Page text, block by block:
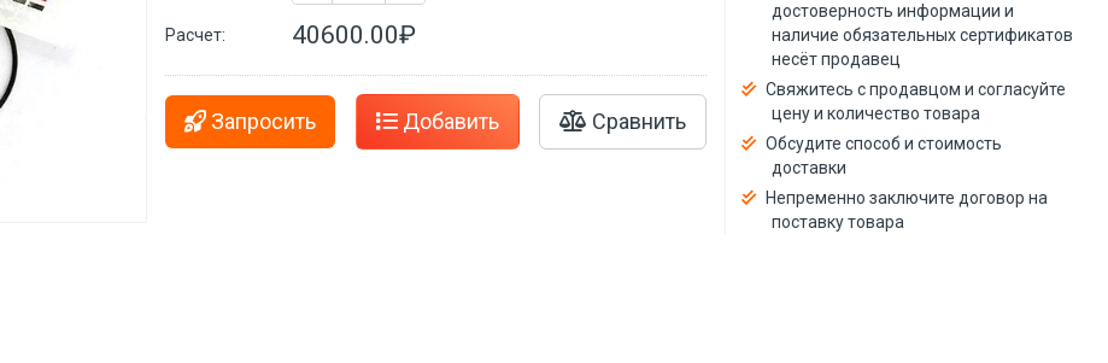
Расчет: 40600.00₽
Запросить Добавить Сравнить
достоверность информации и
наличие обязательных сертификатов
несёт продавец
Свяжитесь с продавцом и согласуйте
цену и количество товара
Обсудите способ и стоимость
доставки
Непременно заключите договор на
поставку товара